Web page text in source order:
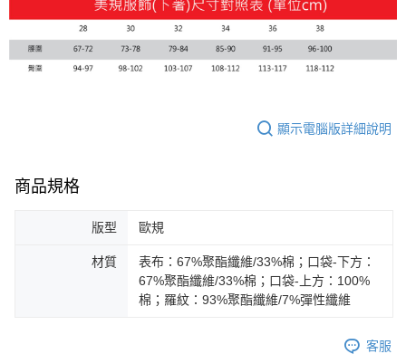
顯示電腦版詳細說明
商品規格
版型 歐規
材質
表布：67%聚酯纖維/33%棉；口袋-下方：
67%聚酯纖維/33%棉；口袋-上方：100%
棉；羅紋：93%聚酯纖維/7%彈性纖維
客服